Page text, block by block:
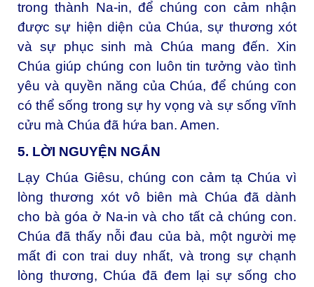
trong thành Na-in, để chúng con cảm nhận
được sự hiện diện của Chúa, sự thương xót
và sự phục sinh mà Chúa mang đến. Xin
Chúa giúp chúng con luôn tin tưởng vào tình
yêu và quyền năng của Chúa, để chúng con
có thể sống trong sự hy vọng và sự sống vĩnh
cửu mà Chúa đã hứa ban. Amen.
5. LỜI NGUYỆN NGẮN
Lạy Chúa Giêsu, chúng con cảm tạ Chúa vì
lòng thương xót vô biên mà Chúa đã dành
cho bà góa ở Na-in và cho tất cả chúng con.
Chúa đã thấy nỗi đau của bà, một người mẹ
mất đi con trai duy nhất, và trong sự chạnh
lòng thương, Chúa đã đem lại sự sống cho